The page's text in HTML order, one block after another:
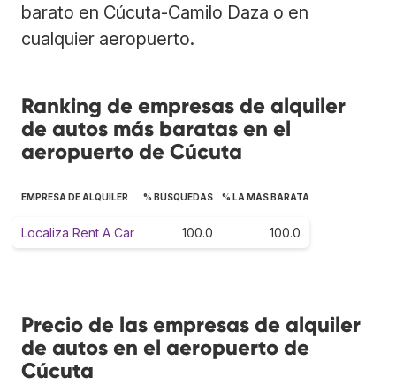
barato en Cúcuta-Camilo Daza o en
cualquier aeropuerto.
Ranking de empresas de alquiler
de autos más baratas en el
aeropuerto de Cúcuta
EMPRESA DE ALQUILER % BÚSQUEDAS % LA MÁS BARATA
Localiza Rent A Car 100.0 100.0
Precio de las empresas de alquiler
de autos en el aeropuerto de
Cúcuta